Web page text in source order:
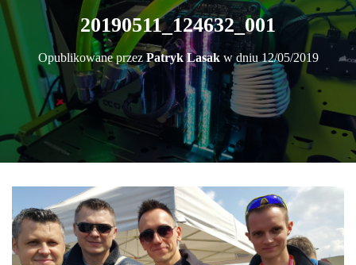
N
A
G
C
Ę
20190511_124632_001
Opublikowane przezPatryk Lasakw dniu 12/05/2019